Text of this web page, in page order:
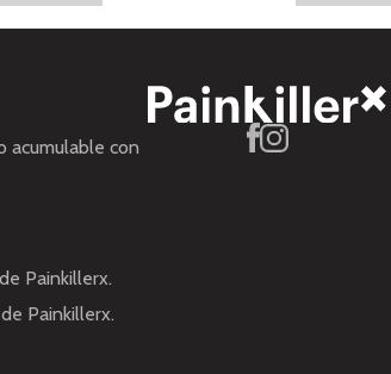
acumulable con
de Painkillerx.
Painkillerx.